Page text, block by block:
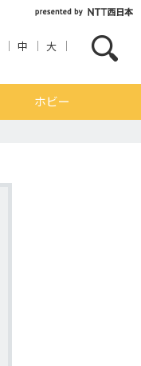
中 大
ホビー